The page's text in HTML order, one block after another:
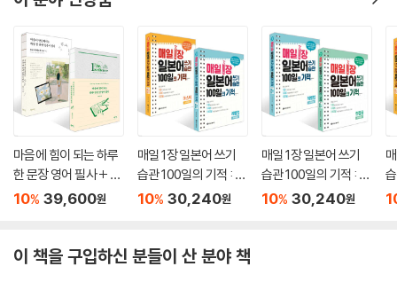
마음에 힘이 되는 하루
한 문장 영어 필사 + 마
음이 단단해지는 하루
10% 39,600원
매일 1장 일본어 쓰기
습관 100일의 기적 : 레
벨업+마스터 세트
10% 30,240원
매일 1장 일본어 쓰기
습관 100일의 기적 : 첫
걸음+레벨업 세트
10% 30,240원
이 책을 구입하신 분들이 산 분야 책